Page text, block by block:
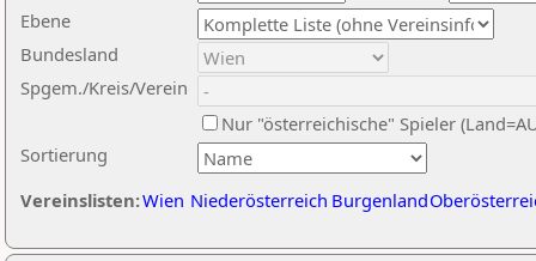
Ebene
Sortierung
Bundesland
Spgem./Kreis/Verein
Nur "österreichische" Spieler
Vereinslisten:Wien Niederösterreich Burgenland